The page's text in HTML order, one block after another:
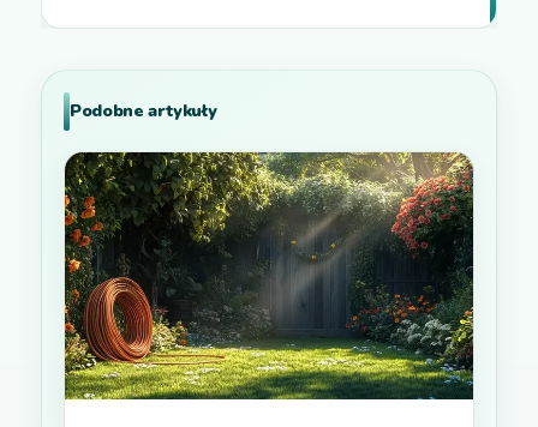
Podobne artykuły